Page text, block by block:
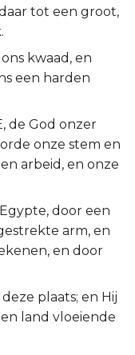
tot een groot,
kwaad, en
een harden
de God onzer
onze stem en
arbeid, en onze
door een
arm, en
en door
plaats; en Hij
land vloeiende